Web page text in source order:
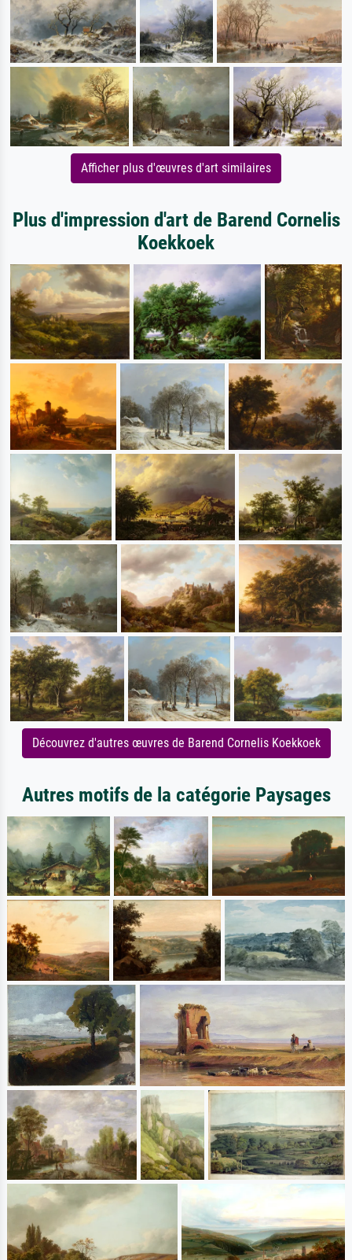
Afficher plus d'œuvres d'art similaires
Plus d'impression d'art de Barend Cornelis
Koekkoek
Découvrez d'autres œuvres de Barend Cornelis Koekkoek
Autres motifs de la catégorie Paysages